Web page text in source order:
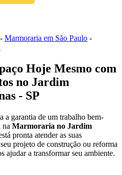
- Marmoraria em São Paulo -
Hoje Mesmo com
no Jardim
- SP
a garantia de um trabalho bem-
na Marmoraria no Jardim
pronta atender as suas
projeto de construção ou reforma
ajudar a transformar seu ambiente.